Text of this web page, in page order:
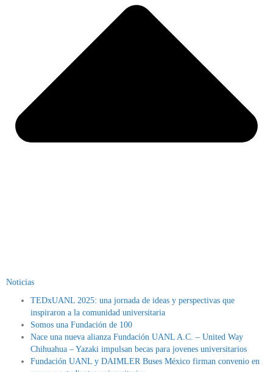
Noticias
TEDxUANL 2025: una jornada de ideas y perspectivas que
inspiraron a la comunidad universitaria
Somos una Fundación de 100
Nace una nueva alianza Fundación UANL A.C. – United Way
Chihuahua – Yazaki impulsan becas para jovenes universitarios
Fundación UANL y DAIMLER Buses México firman convenio en